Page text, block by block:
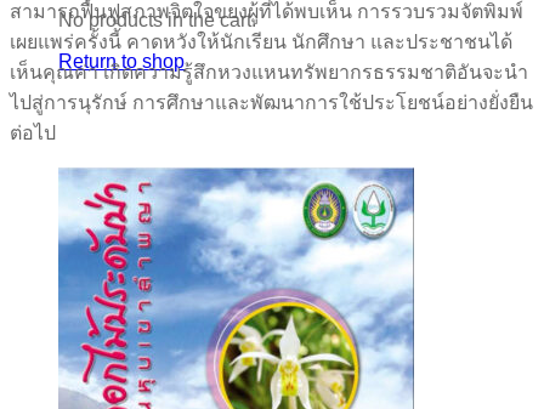
No products in the cart.
Return to shop
สามารถฟื้นฟูสภาพจิตใจขยงผู้ที่ได้พบเห็น การรวบรวมจัตพิมพ์
เผยแพร่ครั้งนี้ คาดหวังให้นักเรียน นักศึกษา และประชาชนได้
เห็นคุณค่า เกิดความรู้สึกหวงแหนทรัพยากรธรรมชาติอันจะนำ
ไปสู่การนุรักษ์ การศึกษาและพัฒนาการใช้ประโยชน์อย่างยั่งยืน
ต่อไป